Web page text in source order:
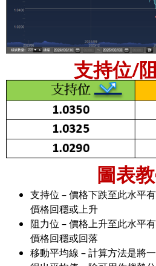
支持位/
圖表
支持位 – 價格下跌至此水平
價格回穩或上升
阻力位 – 價格上升至此水平
價格回穩或回落
移動平均線 – 計算方法是將